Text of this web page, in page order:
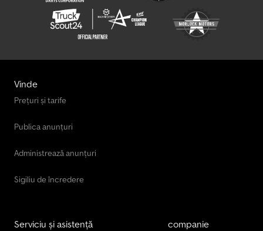
Vinde
Prețuri și tarife
Publica anunțuri
Administrează anunțuri
Sigiliu de încredere
Serviciu și asistență companie